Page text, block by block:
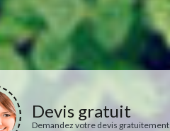
Devis gratuit
Demandez votre devis gratuitement